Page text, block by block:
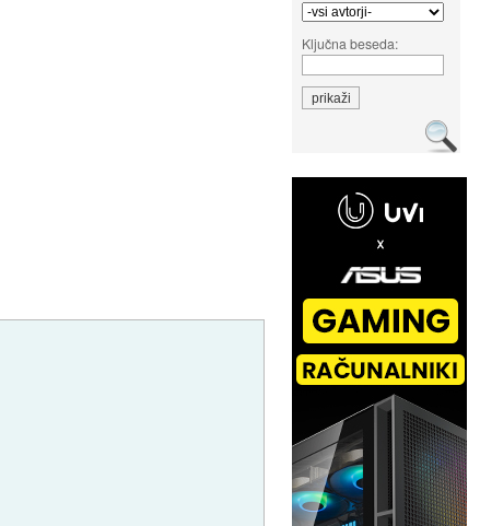
Ključna beseda: